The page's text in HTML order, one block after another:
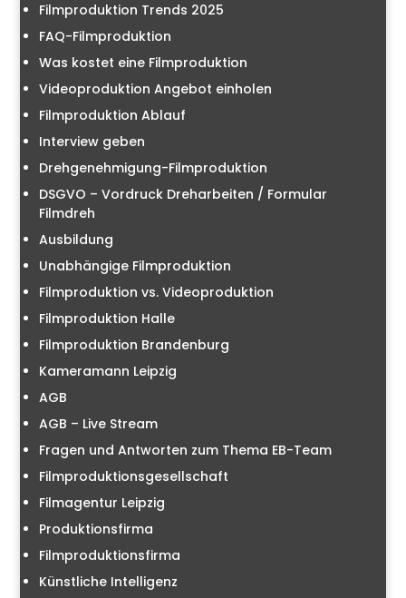
Filmproduktion Trends 2025
FAQ-Filmproduktion
Was kostet eine Filmproduktion
Videoproduktion Angebot einholen
Filmproduktion Ablauf
Interview geben
Drehgenehmigung-Filmproduktion
DSGVO – Vordruck Dreharbeiten / Formular
Filmdreh
Ausbildung
Unabhängige Filmproduktion
Filmproduktion vs. Videoproduktion
Filmproduktion Halle
Filmproduktion Brandenburg
Kameramann Leipzig
AGB
AGB – Live Stream
Fragen und Antworten zum Thema EB-Team
Filmproduktionsgesellschaft
Filmagentur Leipzig
Produktionsfirma
Filmproduktionsfirma
Künstliche Intelligenz